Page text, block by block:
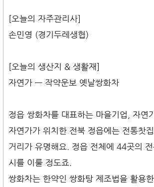
[오늘의 자주관리사]
손민영 (경기두레생협)
[오늘의 생산지 & 생활재]
자연가 — 작약운보 옛날쌍화차
정읍 쌍화차를 대표하는 마을기업, 자연
자연가가 위치한 전북 정읍에는 전통찻
거리가 유명해요. 정읍 전체에 44곳의
시를 이룰 정도죠.
쌍화차는 한약인 쌍화탕 제조법을 활용